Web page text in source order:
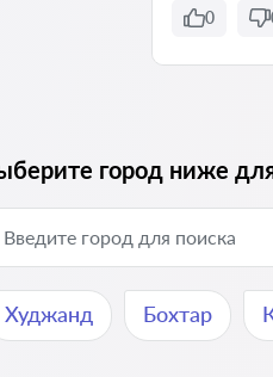
0
город ниже
Худжанд Бохтар